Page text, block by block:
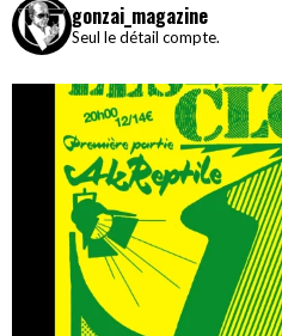
gonzai_magazine
Seul le détail compte.